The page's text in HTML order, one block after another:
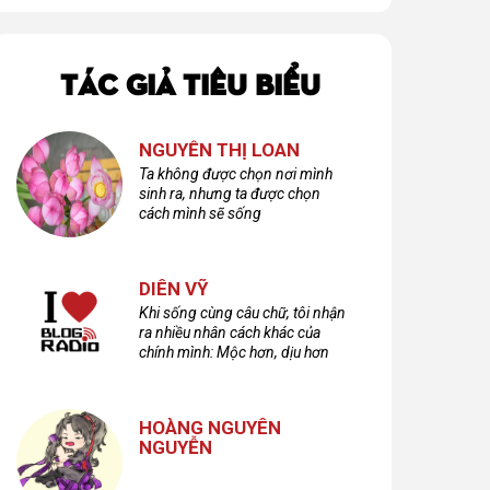
TÁC GIẢ TIÊU BIỂU
NGUYỄN THỊ LOAN
Ta không được chọn nơi mình
sinh ra, nhưng ta được chọn
cách mình sẽ sống
DIÊN VỸ
Khi sống cùng câu chữ, tôi nhận
ra nhiều nhân cách khác của
chính mình: Mộc hơn, dịu hơn
HOÀNG NGUYÊN
NGUYỄN